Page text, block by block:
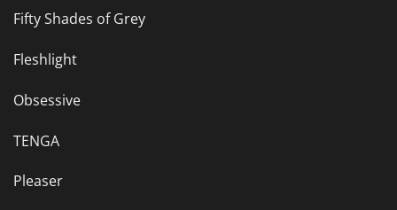
Fifty Shades of Grey
Fleshlight
Obsessive
TENGA
Pleaser